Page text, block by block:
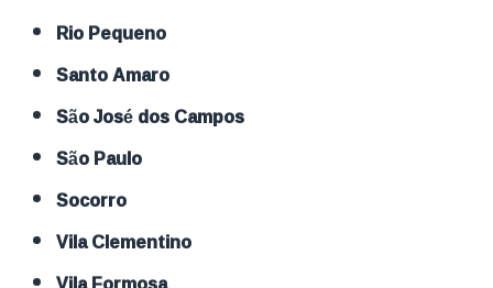
Rio Pequeno
Santo Amaro
São José dos Campos
São Paulo
Socorro
Vila Clementino